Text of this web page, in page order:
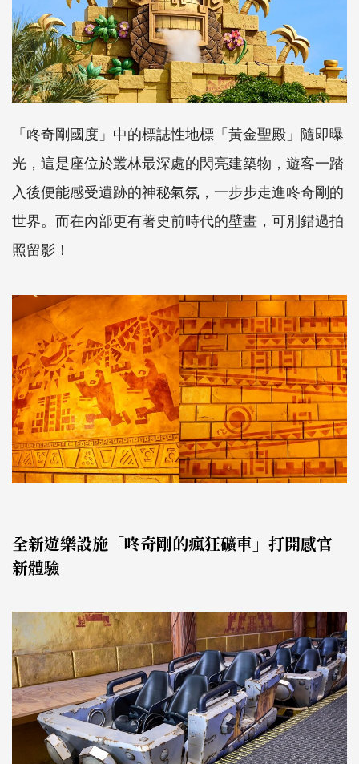
「咚奇剛國度」中的標誌性地標「黃金聖殿」隨即曝
光，這是座位於叢林最深處的閃亮建築物，遊客一踏
入後便能感受遺跡的神秘氣氛，一步步走進咚奇剛的
世界。而在內部更有著史前時代的壁畫，可別錯過拍
照留影！
全新遊樂設施「咚奇剛的瘋狂礦車」打開感官
新體驗